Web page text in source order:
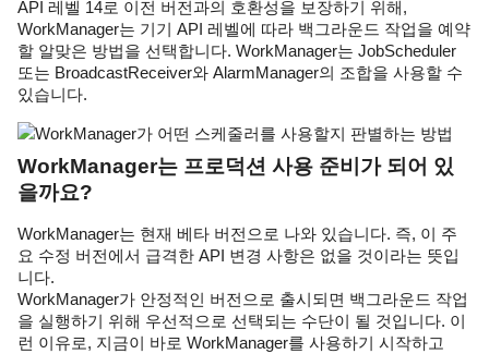
API 레벨 14로 이전 버전과의 호환성을 보장하기 위해,
WorkManager는 기기 API 레벨에 따라 백그라운드 작업을 예약
할 알맞은 방법을 선택합니다. WorkManager는 JobScheduler
또는 BroadcastReceiver와 AlarmManager의 조합을 사용할 수
있습니다.
WorkManager가 어떤 스케줄러를 사용할지 판별하는 방법
WorkManager는 프로덕션 사용 준비가 되어 있
을까요?
WorkManager는 현재 베타 버전으로 나와 있습니다. 즉, 이 주
요 수정 버전에서 급격한 API 변경 사항은 없을 것이라는 뜻입
니다.
WorkManager가 안정적인 버전으로 출시되면 백그라운드 작업
을 실행하기 위해 우선적으로 선택되는 수단이 될 것입니다. 이